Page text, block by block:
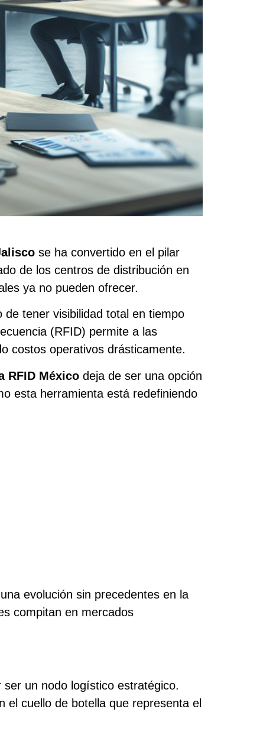
se ha convertido en el pilar
de los centros de distribución en
ya no pueden ofrecer.
tener visibilidad total en tiempo
(RFID) permite a las
costos operativos drásticamente.
RFID México deja de ser una opción
esta herramienta está redefiniendo
evolución sin precedentes en la
compitan en mercados
un nodo logístico estratégico.
el cuello de botella que representa el